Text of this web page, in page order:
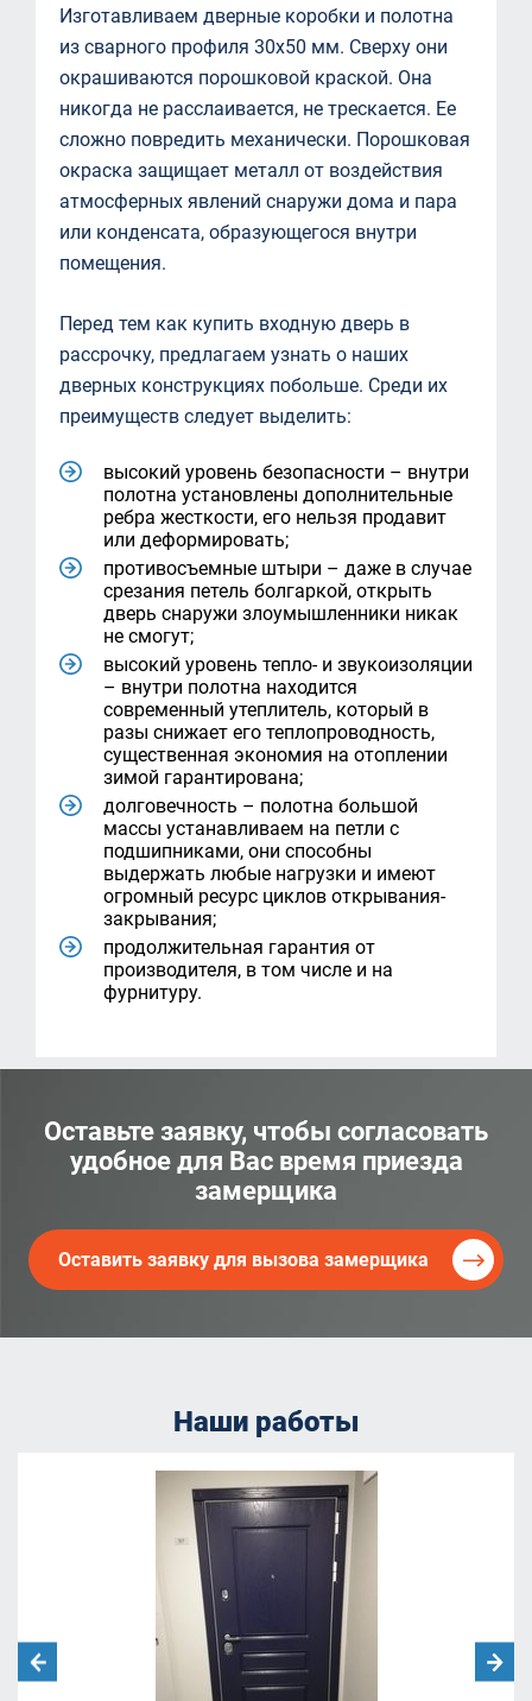
Изготавливаем дверные коробки и полотна
из сварного профиля 30х50 мм. Сверху они
окрашиваются порошковой краской. Она
никогда не расслаивается, не трескается. Ее
сложно повредить механически. Порошковая
окраска защищает металл от воздействия
атмосферных явлений снаружи дома и пара
или конденсата, образующегося внутри
помещения.
Перед тем как купить входную дверь в
рассрочку, предлагаем узнать о наших
дверных конструкциях побольше. Среди их
преимуществ следует выделить:
высокий уровень безопасности – внутри
полотна установлены дополнительные
ребра жесткости, его нельзя продавит
или деформировать;
противосъемные штыри – даже в случае
срезания петель болгаркой, открыть
дверь снаружи злоумышленники никак
не смогут;
высокий уровень тепло- и звукоизоляции
– внутри полотна находится
современный утеплитель, который в
разы снижает его теплопроводность,
существенная экономия на отоплении
зимой гарантирована;
долговечность – полотна большой
массы устанавливаем на петли с
подшипниками, они способны
выдержать любые нагрузки и имеют
огромный ресурс циклов открывания-
закрывания;
продолжительная гарантия от
производителя, в том числе и на
фурнитуру.
Оставьте заявку, чтобы согласовать
удобное для Вас время приезда
замерщика
Оставить заявку для вызова замерщика
Наши работы